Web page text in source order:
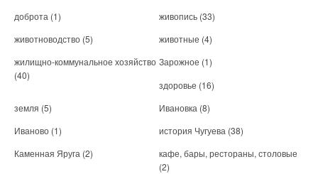
доброта (1) живопись (33)
животноводство (5) животные (4)
жилищно-коммунальное хозяйство
(40)
Зарожное (1)
здоровье (16)
земля (5) Ивановка (8)
Иваново (1) история Чугуева (38)
Каменная Яруга (2)
кафе, бары, рестораны, столовые
(2)